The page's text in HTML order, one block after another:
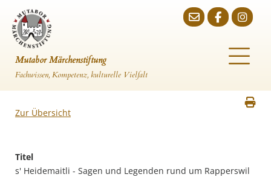
Mutabor Märchenstiftung
Fachwissen, Kompetenz, kulturelle Vielfalt
Zur Übersicht
Titel
s' Heidemaitli - Sagen und Legenden rund um Rapperswil